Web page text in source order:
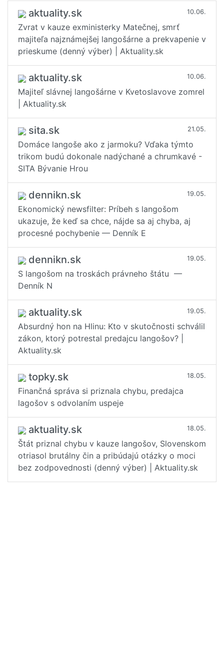
aktuality.sk 10.06.
Zvrat v kauze exministerky Matečnej, smrť
majiteľa najznámejšej langošárne a prekvapenie v
prieskume (denný výber) | Aktuality.sk
aktuality.sk 10.06.
Majiteľ slávnej langošárne v Kvetoslavove zomrel
| Aktuality.sk
sita.sk 21.05.
Domáce langoše ako z jarmoku? Vďaka týmto
trikom budú dokonale nadýchané a chrumkavé -
SITA Bývanie Hrou
dennikn.sk 19.05.
Ekonomický newsfilter: Príbeh s langošom
ukazuje, že keď sa chce, nájde sa aj chyba, aj
procesné pochybenie — Denník E
dennikn.sk 19.05.
S langošom na troskách právneho štátu —
Denník N
aktuality.sk 19.05.
Absurdný hon na Hlinu: Kto v skutočnosti schválil
zákon, ktorý potrestal predajcu langošov? |
Aktuality.sk
topky.sk 18.05.
Finančná správa si priznala chybu, predajca
lagošov s odvolaním uspeje
aktuality.sk 18.05.
Štát priznal chybu v kauze langošov, Slovenskom
otriasol brutálny čin a pribúdajú otázky o moci
bez zodpovednosti (denný výber) | Aktuality.sk